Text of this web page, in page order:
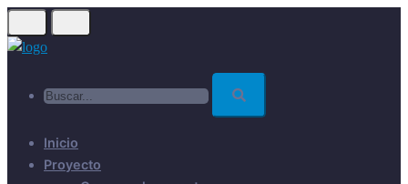
Skip
to
Inicio
Proyecto